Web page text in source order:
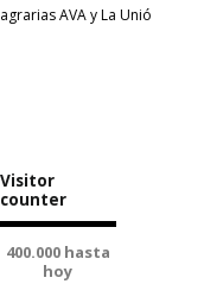
agrarias AVA y La Unió
Visitor
counter
400.000 hasta
hoy